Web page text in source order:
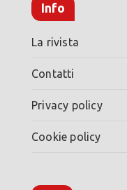
Info
La rivista
Contatti
Privacy policy
Cookie policy